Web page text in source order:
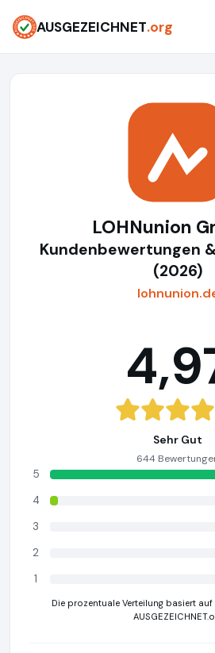
AUSGEZEICHNET.org
LOHNunion
Kundenbewertungen
(2026)
Sehr Gut
644
5
4
3
2
1
Die prozentuale Verteilung basiert